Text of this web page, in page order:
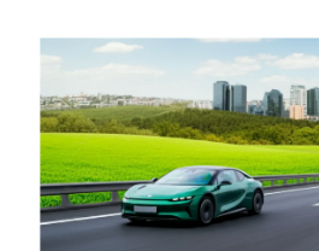
！
数
読
み
込
み
中
で